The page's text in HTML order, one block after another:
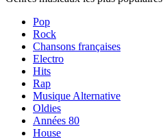
Pop
Rock
Chansons françaises
Electro
Hits
Rap
Musique Alternative
Oldies
Années 80
House